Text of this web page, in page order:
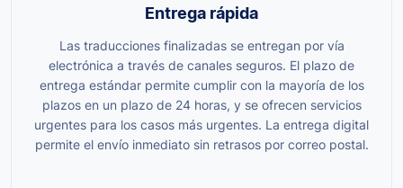
Entrega rápida
Las traducciones finalizadas se entregan por vía
electrónica a través de canales seguros. El plazo de
entrega estándar permite cumplir con la mayoría de los
plazos en un plazo de 24 horas, y se ofrecen servicios
urgentes para los casos más urgentes. La entrega digital
permite el envío inmediato sin retrasos por correo postal.